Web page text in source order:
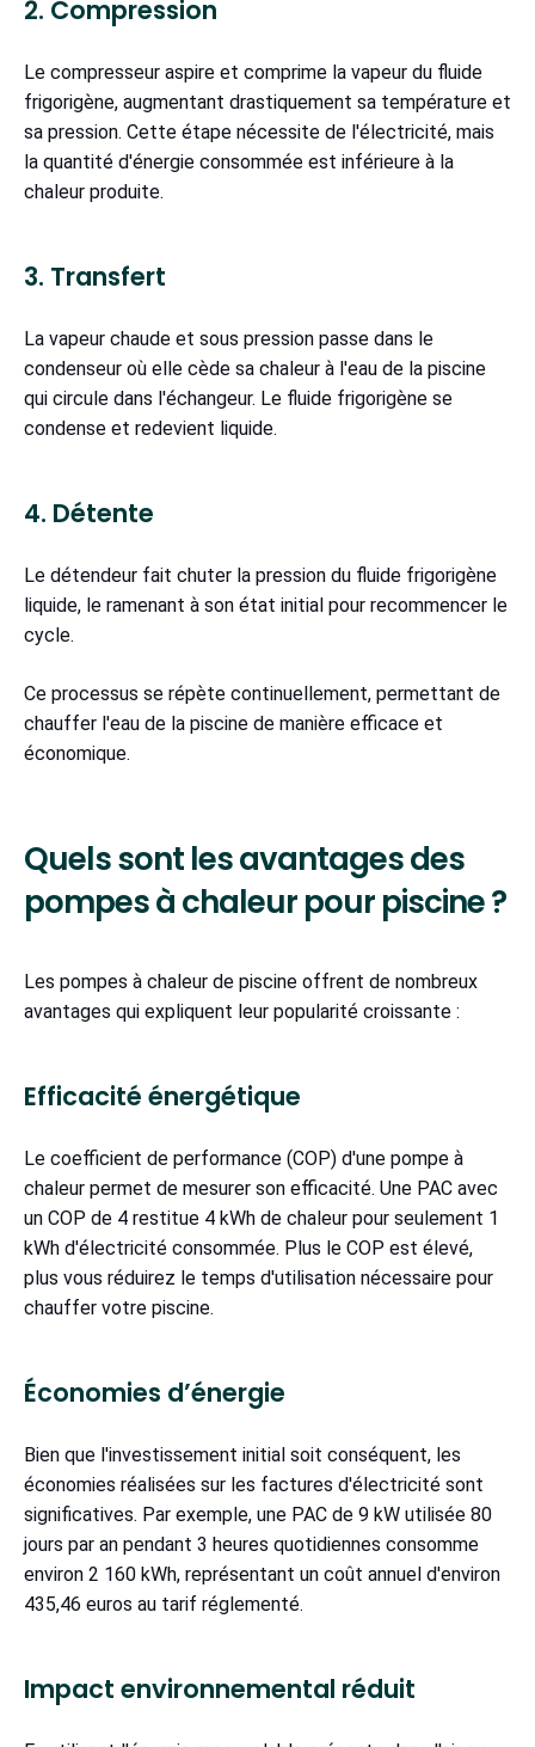
2. Compression
Le compresseur aspire et comprime la vapeur du fluide
frigorigène, augmentant drastiquement sa température et
sa pression. Cette étape nécessite de l'électricité, mais
la quantité d'énergie consommée est inférieure à la
chaleur produite.
3. Transfert
La vapeur chaude et sous pression passe dans le
condenseur où elle cède sa chaleur à l'eau de la piscine
qui circule dans l'échangeur. Le fluide frigorigène se
condense et redevient liquide.
4. Détente
Le détendeur fait chuter la pression du fluide frigorigène
liquide, le ramenant à son état initial pour recommencer le
cycle.
Ce processus se répète continuellement, permettant de
chauffer l'eau de la piscine de manière efficace et
économique.
Quels sont les avantages des
pompes à chaleur pour piscine ?
Les pompes à chaleur de piscine offrent de nombreux
avantages qui expliquent leur popularité croissante :
Efficacité énergétique
Le coefficient de performance (COP) d'une pompe à
chaleur permet de mesurer son efficacité. Une PAC avec
un COP de 4 restitue 4 kWh de chaleur pour seulement 1
kWh d'électricité consommée. Plus le COP est élevé,
plus vous réduirez le temps d'utilisation nécessaire pour
chauffer votre piscine.
Économies d’énergie
Bien que l'investissement initial soit conséquent, les
économies réalisées sur les factures d'électricité sont
significatives. Par exemple, une PAC de 9 kW utilisée 80
jours par an pendant 3 heures quotidiennes consomme
environ 2 160 kWh, représentant un coût annuel d'environ
435,46 euros au tarif réglementé.
Impact environnemental réduit